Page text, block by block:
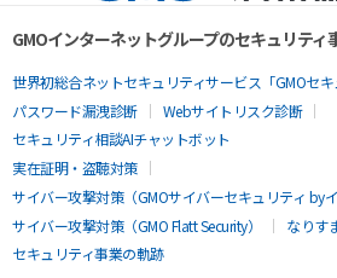
GMOインターネットグループのセキュリティ
世界初総合ネットセキュリティサービス「GMOセキ
パスワード漏洩診断
Webサイトリスク診断
セキュリティ相談AIチャットボット
実在証明・盗聴対策
サイバー攻撃対策（GMOサイバーセキュリティ byイ
サイバー攻撃対策（GMO Flatt Security）
なりす
セキュリティ事業の軌跡